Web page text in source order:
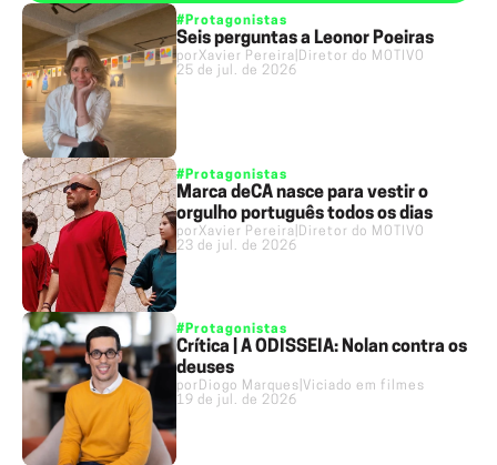
#Protagonistas
Seis perguntas a Leonor Poeiras
porXavier Pereira Diretor do MOTIVO
25 de jul. de 2026
#Protagonistas
Marca deCÁ nasce para vestir o
orgulho português todos os dias
porXavier Pereira Diretor do MOTIVO
23 de jul. de 2026
#Protagonistas
Crítica | A ODISSEIA: Nolan contra os
deuses
por Diogo Marques Viciado em filmes
19 de jul. de 2026